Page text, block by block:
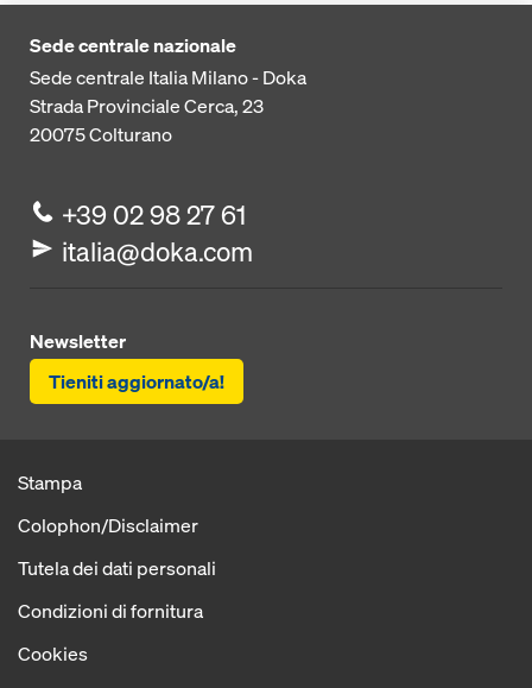
Sede centrale nazionale
Sede centrale Italia Milano - Doka
Strada Provinciale Cerca, 23
20075Colturano
+39 02 98 27 61
italia@doka.com
Newsletter
Tieniti aggiornato/a!
Stampa
Colophon/Disclaimer
Tutela dei dati personali
Condizioni di fornitura
Cookies